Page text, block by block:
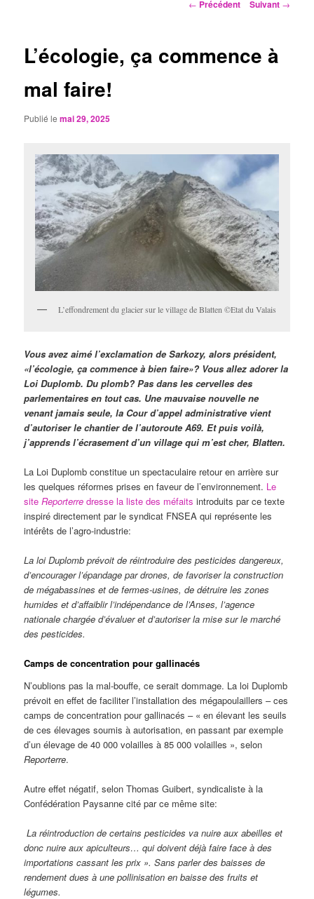
← Précédent Suivant →
L’écologie, ça commence à
mal faire!
Publié lemai 29, 2025
L’effondrement du glacier sur le village de Blatten ©Etat du Valais
Vous avez aimé l’exclamation de Sarkozy, alors président,
«l’écologie, ça commence à bien faire»? Vous allez adorer la
Loi Duplomb. Du plomb? Pas dans les cervelles des
parlementaires en tout cas. Une mauvaise nouvelle ne
venant jamais seule, la Cour d’appel administrative vient
d’autoriser le chantier de l’autoroute A69. Et puis voilà,
j’apprends l’écrasement d’un village qui m’est cher, Blatten.
La Loi Duplomb constitue un spectaculaire retour en arrière sur
les quelques réformes prises en faveur de l’environnement. Le
siteReporterredresse la liste des méfaits introduits par ce texte
inspiré directement par le syndicat FNSEA qui représente les
intérêts de l’agro-industrie:
La loi Duplomb prévoit deréintroduire des pesticides dangereux,
d’encourager l’épandage par drones, de favoriser la construction
demégabassines et de fermes-usines, de détruire les zones
humides et d’affaiblir l’indépendance de l’Anses, l’agence
nationale chargée d’évaluer et d’autoriser la mise sur le marché
des pesticides.
Camps de concentration pour gallinacés
N’oublions pas la mal-bouffe, ce serait dommage. La loi Duplomb
prévoit en effet de faciliter l’installation des mégapoulaillers – ces
camps de concentration pour gallinacés – « en élevant les seuils
de ces élevages soumis à autorisation, en passant par exemple
d’un élevage de 40 000 volailles à 85 000 volailles », selon
Reporterre.
Autre effet négatif, selon Thomas Guibert, syndicaliste à la
Confédération Paysanne cité par ce même site:
La réintroduction de certains pesticides va nuire aux abeilles et
donc nuire aux apiculteurs… qui doivent déjà faire face à des
importations cassant les prix ». Sans parler des baisses de
rendement dues à une pollinisation en baisse des fruits et
légumes.